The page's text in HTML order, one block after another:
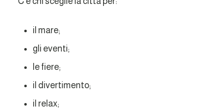
il mare;
gli eventi;
le fiere;
il divertimento;
il relax;